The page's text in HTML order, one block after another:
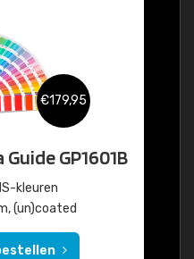
€179,95
GP1601B
kleuren
(un)coated